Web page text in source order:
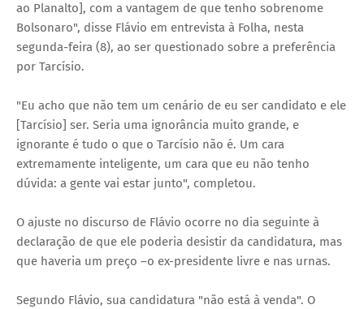
ao Planalto], com a vantagem de que tenho sobrenome
Bolsonaro", disse Flávio em entrevista à Folha, nesta
segunda-feira (8), ao ser questionado sobre a preferência
por Tarcísio.
"Eu acho que não tem um cenário de eu ser candidato e ele
[Tarcísio] ser. Seria uma ignorância muito grande, e
ignorante é tudo o que o Tarcísio não é. Um cara
extremamente inteligente, um cara que eu não tenho
dúvida: a gente vai estar junto", completou.
O ajuste no discurso de Flávio ocorre no dia seguinte à
declaração de que ele poderia desistir da candidatura, mas
que haveria um preço –o ex-presidente livre e nas urnas.
Segundo Flávio, sua candidatura "não está à venda". O